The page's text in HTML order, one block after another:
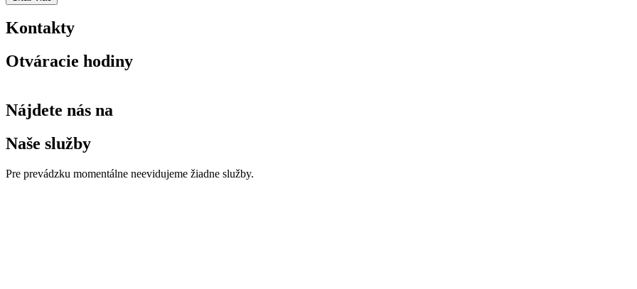
Kontakty
Otváracie hodiny
Nájdete nás na
Naše služby
Pre prevádzku momentálne neevidujeme žiadne služby.